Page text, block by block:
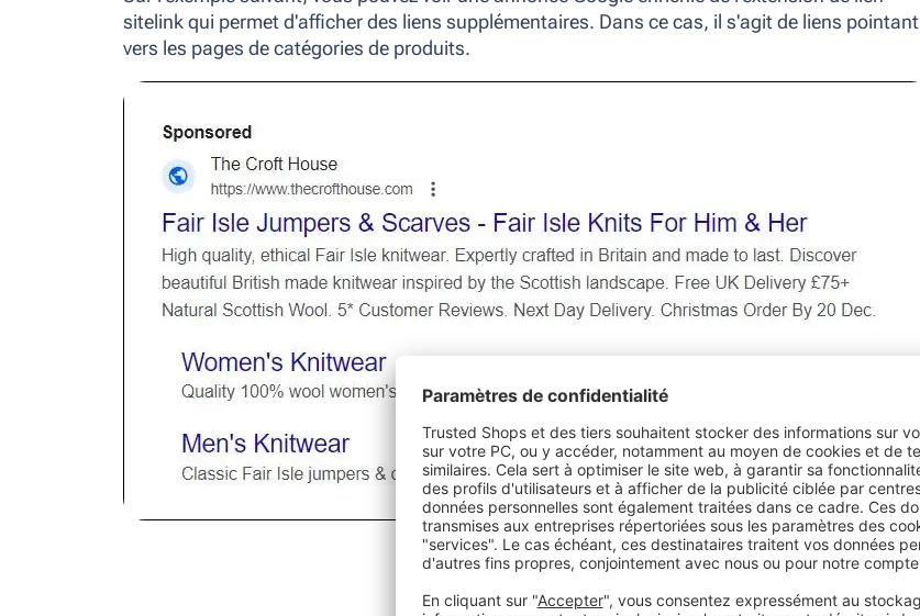
sitelink qui permet d'afficher des liens supplémentaires. Dans ce cas, il s'agit de liens pointant
vers les pages de catégories de produits.